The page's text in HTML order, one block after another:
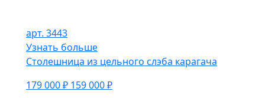
арт. 3443
Узнать больше
Столешница из цельного слэба карагача
179 000 ₽ 159 000 ₽